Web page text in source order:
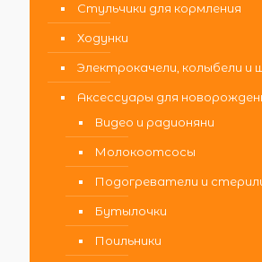
Стульчики для кормления
Ходунки
Электрокачели, колыбели и
Аксессуары для
Видео и радионяни
Молокоотсосы
Подогреватели и
Бутылочки
Поильники